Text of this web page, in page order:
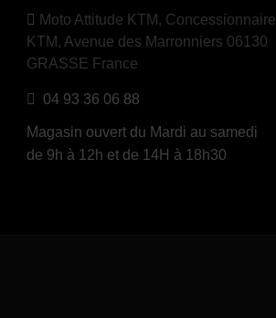
Moto Attitude KTM, Concessionnaire
KTM, Avenue des Marronniers 06130
GRASSE France
04 93 36 06 88
Magasin ouvert du Mardi au samedi
de 9h à 12h et de 14H à 18h30